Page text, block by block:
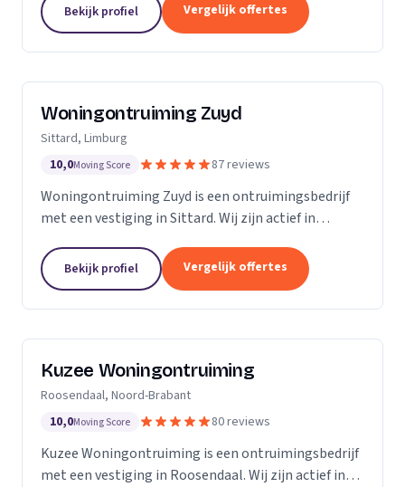
Bekijk profiel Vergelijk offertes
Woningontruiming Zuyd
Sittard, Limburg
10,0Moving Score 87 reviews
Woningontruiming Zuyd is een ontruimingsbedrijf
met een vestiging in Sittard. Wij zijn actief in
een 5.Bekijk profiel Vergelijk offertes
Kuzee Woningontruiming
Roosendaal, Noord-Brabant
10,0Moving Score 80 reviews
Kuzee Woningontruiming is een ontruimingsbedrijf
met een vestiging in Roosendaal. Wij zijn actief in